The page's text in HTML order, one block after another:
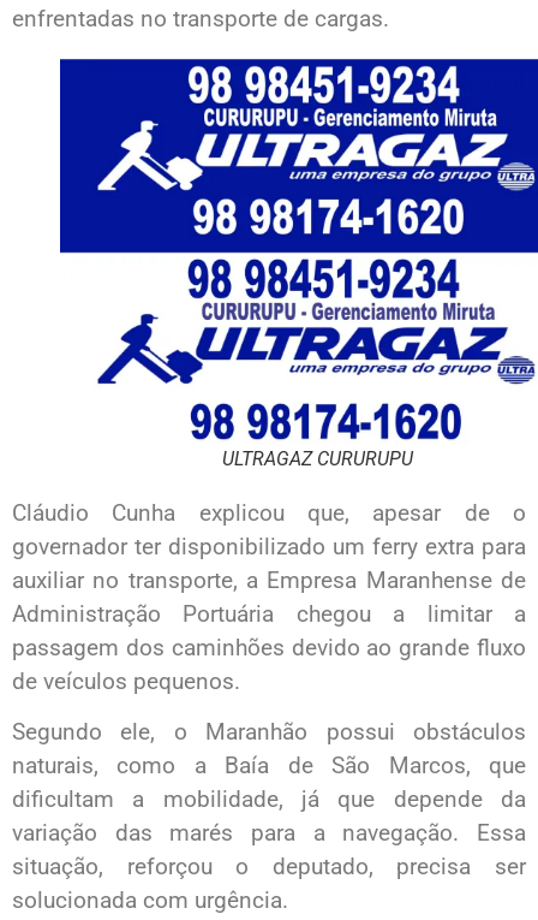
enfrentadas no transporte de cargas.
ULTRAGAZ CURURUPU
Cláudio Cunha explicou que, apesar de o
governador ter disponibilizado um ferry extra para
auxiliar no transporte, a Empresa Maranhense de
Administração Portuária chegou a limitar a
passagem dos caminhões devido ao grande fluxo
de veículos pequenos.
Segundo ele, o Maranhão possui obstáculos
naturais, como a Baía de São Marcos, que
dificultam a mobilidade, já que depende da
variação das marés para a navegação. Essa
situação, reforçou o deputado, precisa ser
solucionada com urgência.